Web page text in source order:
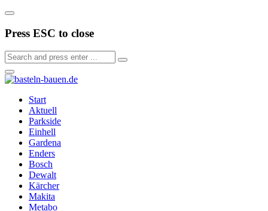
Press ESC to close
Start
Aktuell
Parkside
Einhell
Gardena
Enders
Bosch
Dewalt
Kärcher
Makita
Metabo